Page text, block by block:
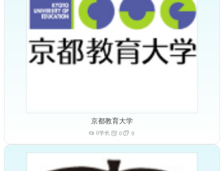
京都教育大学
0学长 0 0